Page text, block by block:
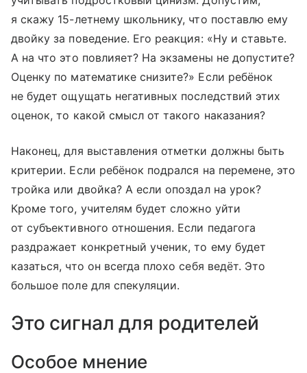
я скажу 15-летнему школьнику, что поставлю ему
двойку за поведение. Его реакция: «Ну и ставьте.
А на что это повлияет? На экзамены не допустите?
Оценку по математике снизите?» Если ребёнок
не будет ощущать негативных последствий этих
оценок, то какой смысл от такого наказания?
Наконец, для выставления отметки должны быть
критерии. Если ребёнок подрался на перемене, это
тройка или двойка? А если опоздал на урок?
Кроме того, учителям будет сложно уйти
от субъективного отношения. Если педагога
раздражает конкретный ученик, то ему будет
казаться, что он всегда плохо себя ведёт. Это
большое поле для спекуляции.
Это сигнал для родителей
Особое мнение